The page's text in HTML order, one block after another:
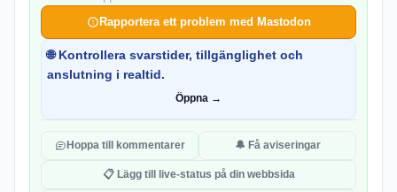
Rapportera ett problem med Mastodon
🌐 Kontrollera svarstider, tillgänglighet och
anslutning i realtid.
Öppna →
Hoppa till kommentarer 🔔 Få aviseringar
📋 Lägg till live-status på din webbsida